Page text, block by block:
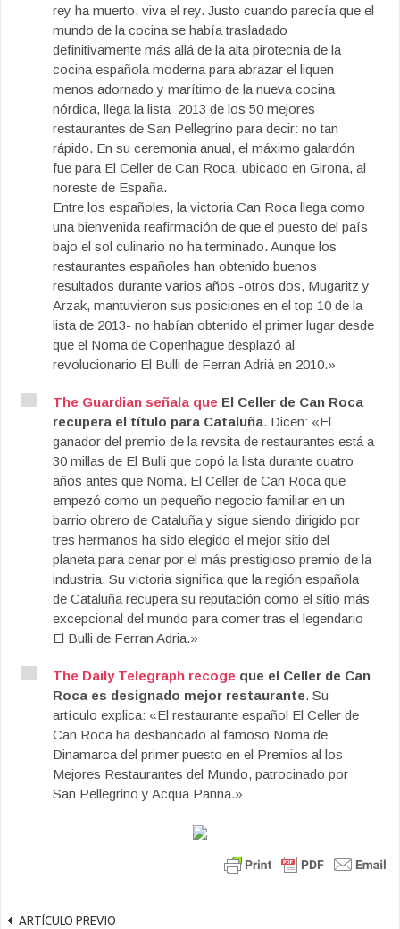
rey ha muerto, viva el rey. Justo cuando parecía que el
mundo de la cocina se había trasladado
definitivamente más allá de la alta pirotecnia de la
cocina española moderna para abrazar el liquen
menos adornado y marítimo de la nueva cocina
nórdica, llega la lista 2013 de los 50 mejores
restaurantes de San Pellegrino para decir: no tan
rápido. En su ceremonia anual, el máximo galardón
fue para El Celler de Can Roca, ubicado en Girona, al
noreste de España.
Entre los españoles, la victoria Can Roca llega como
una bienvenida reafirmación de que el puesto del país
bajo el sol culinario no ha terminado. Aunque los
restaurantes españoles han obtenido buenos
resultados durante varios años -otros dos, Mugaritz y
Arzak, mantuvieron sus posiciones en el top 10 de la
lista de 2013- no habían obtenido el primer lugar desde
que el Noma de Copenhague desplazó al
revolucionario El Bulli de Ferran Adrià en 2010.»
The Guardian señala que El Celler de Can Roca
recupera el título para Cataluña. Dicen: «El
ganador del premio de la revsita de restaurantes está a
30 millas de El Bulli que copó la lista durante cuatro
años antes que Noma. El Celler de Can Roca que
empezó como un pequeño negocio familiar en un
barrio obrero de Cataluña y sigue siendo dirigido por
tres hermanos ha sido elegido el mejor sitio del
planeta para cenar por el más prestigioso premio de la
industria. Su victoria significa que la región española
de Cataluña recupera su reputación como el sitio más
excepcional del mundo para comer tras el legendario
El Bulli de Ferran Adria.»
The Daily Telegraph recoge que el Celler de Can
Roca es designado mejor restaurante. Su
artículo explica: «El restaurante español El Celler de
Can Roca ha desbancado al famoso Noma de
Dinamarca del primer puesto en el Premios al los
Mejores Restaurantes del Mundo, patrocinado por
San Pellegrino y Acqua Panna.»
ARTÍCULO PREVIO